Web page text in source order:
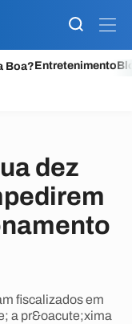
Boa?Entretenimento
dez
fiscalizados em
a pr&oacute;xima